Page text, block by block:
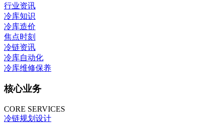
行业资讯
冷库知识
冷库造价
焦点时刻
冷链资讯
冷库自动化
冷库维修保养
核心业务
CORE SERVICES
冷链规划设计